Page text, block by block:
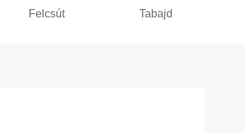
Felcsút Tabajd